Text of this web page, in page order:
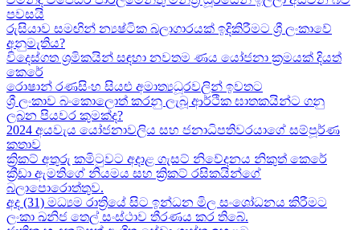
පවසයි
රුසියාව සමඟින් න්‍යෂ්ටික බලාගාරයක් ඉදිකිරීමට ශ්‍රී ලංකාවේ
අනුමැතිය?
විදෙස්ගත ශ්‍රමිකයින් සඳහා නවතම ණය යෝජනා ක්‍රමයක් දියත්
කෙරේ
රොෂාන් රණසිංහ සියළු අමාත්‍යධූරවලින් ඉවතට​
ශ්‍රී ලංකාව බංකොලොත් කරනු ලැබූ ආර්ථික ඝාතකයින්ට ගනු
ලබන පියවර කුමක්ද​?
2024 අයවැය යෝජනාවලිය​ සහ ජනාධිපතිවරයාගේ සම්පූර්ණ
කතාව​
ක්‍රිකට් අතුරු කමිටුවට අදාළ ගැසට් නිවේදනය නිකුත් කෙරේ
ක්‍රීඩා ඇමතිගේ නියමය​ සහ ක්‍රිකට් රසිකයින්ගේ
බලාපොරොත්තුව.
අද (31) මධ්‍යම රාත්‍රියේ සිට ඉන්ධන මිල සංශෝධනය කිරීමට
ලංකා ඛනිජ තෙල් සංස්ථාව තීරණය කර තිබේ.